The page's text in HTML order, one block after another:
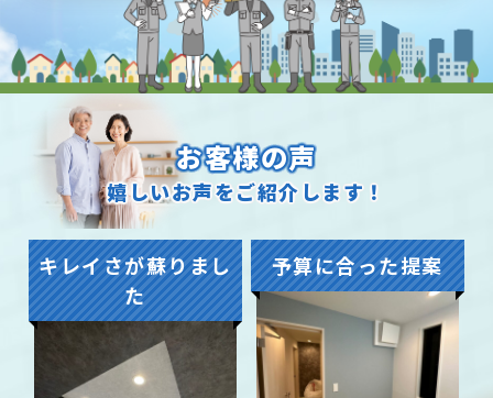
お客様の声
嬉しいお声をご紹介します！
キレイさが蘇りまし
た
予算に合った提案